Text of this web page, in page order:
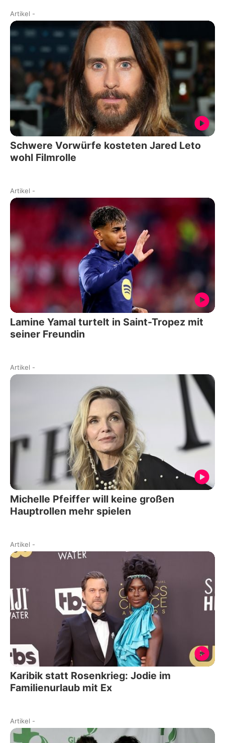
Artikel -
Schwere Vorwürfe kosteten Jared Leto
wohl Filmrolle
Artikel -
Lamine Yamal turtelt in Saint-Tropez mit
seiner Freundin
Artikel -
Michelle Pfeiffer will keine großen
Hauptrollen mehr spielen
Artikel -
Karibik statt Rosenkrieg: Jodie im
Familienurlaub mit Ex
Artikel -